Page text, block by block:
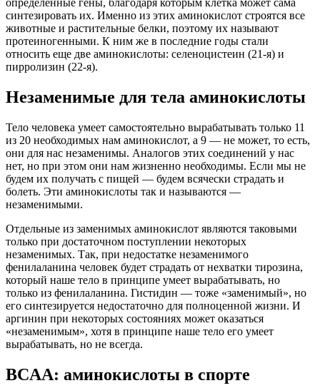
определенные гены, благодаря которым клетка может сама
синтезировать их. Именно из этих аминокислот строятся все
животные и растительные белки, поэтому их называют
протеиногенными. К ним же в последние годы стали
относить еще две аминокислоты: селеноцистеин (21-я) и
пирролизин (22-я).
Незаменимые для тела аминокислоты
Тело человека умеет самостоятельно вырабатывать только 11
из 20 необходимых нам аминокислот, а 9 — не может, то есть,
они для нас незаменимы. Аналогов этих соединений у нас
нет, но при этом они нам жизненно необходимы. Если мы не
будем их получать с пищей — будем всячески страдать и
болеть. Эти аминокислоты так и называются —
незаменимыми.
Отдельные из заменимых аминокислот являются таковыми
только при достаточном поступлении некоторых
незаменимых. Так, при недостатке незаменимого
фенилаланина человек будет страдать от нехватки тирозина,
который наше тело в принципе умеет вырабатывать, но
только из фенилаланина. Гистидин — тоже «заменимый», но
его синтезируется недостаточно для полноценной жизни. И
аргинин при некоторых состояниях может оказаться
«незаменимым», хотя в принципе наше тело его умеет
вырабатывать, но не всегда.
BCAA: аминокислоты в спорте